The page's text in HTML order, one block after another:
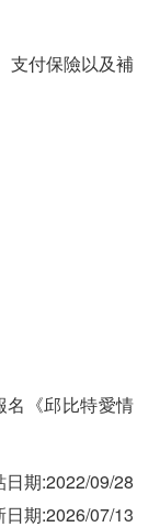
支付保險以及補
名《邱比特愛情
日期:2022/09/28
日期:2026/07/13